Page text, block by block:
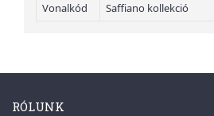
Vonalkód Saffiano kollekció
RÓLUNK